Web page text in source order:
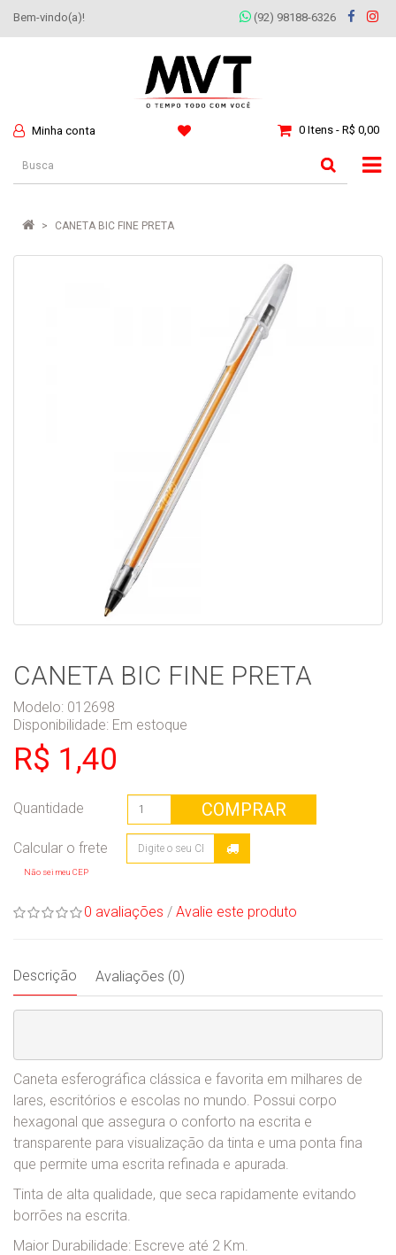
Bem-vindo(a)! (92) 98188-6326
Minha conta 0 Itens - R$ 0,00
CANETA BIC FINE PRETA
CANETA BIC FINE PRETA
Modelo: 012698
Disponibilidade: Em estoque
R$ 1,40
Quantidade COMPRAR
Não sei meu CEP
0 avaliações / Avalie este produto
Descrição Avaliações (0)
Caneta esferográfica clássica e favorita em milhares de
lares, escritórios e escolas no mundo. Possui corpo
hexagonal que assegura o conforto na escrita e
transparente para visualização da tinta e uma ponta fina
que permite uma escrita refinada e apurada.
Tinta de alta qualidade, que seca rapidamente evitando
borrões na escrita.
Maior Durabilidade: Escreve até 2 Km.